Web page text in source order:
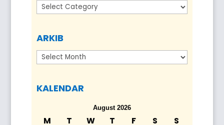
Kategori
ARKIB
Arkib
KALENDAR
August 2026
M T W T F S S